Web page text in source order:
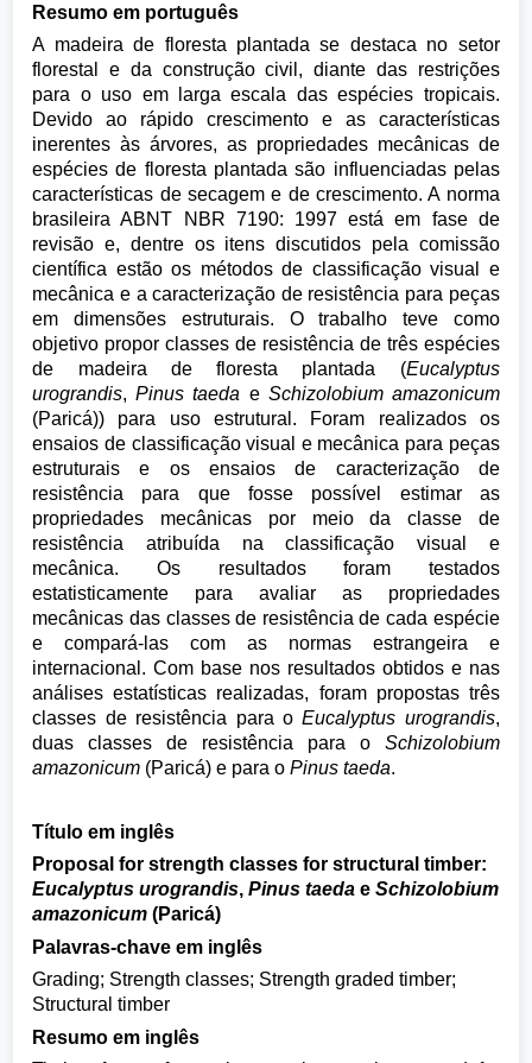
Resumo em português
A madeira de floresta plantada se destaca no setor
florestal e da construção civil, diante das restrições
para o uso em larga escala das espécies tropicais.
Devido ao rápido crescimento e as características
inerentes às árvores, as propriedades mecânicas de
espécies de floresta plantada são influenciadas pelas
características de secagem e de crescimento. A norma
brasileira ABNT NBR 7190: 1997 está em fase de
revisão e, dentre os itens discutidos pela comissão
científica estão os métodos de classificação visual e
mecânica e a caracterização de resistência para peças
em dimensões estruturais. O trabalho teve como
objetivo propor classes de resistência de três espécies
de madeira de floresta plantada (Eucalyptus
urograndis,Pinus taeda e Schizolobium amazonicum
(Paricá)) para uso estrutural. Foram realizados os
ensaios de classificação visual e mecânica para peças
estruturais e os ensaios de caracterização de
resistência para que fosse possível estimar as
propriedades mecânicas por meio da classe de
resistência atribuída na classificação visual e
mecânica. Os resultados foram testados
estatisticamente para avaliar as propriedades
mecânicas das classes de resistência de cada espécie
e compará-las com as normas estrangeira e
internacional. Com base nos resultados obtidos e nas
análises estatísticas realizadas, foram propostas três
classes de resistência para oEucalyptus urograndis,
duas classes de resistência para o Schizolobium
amazonicum (Paricá) e para oPinus taeda.
Título em inglês
Proposal for strength classes for structural timber:
Eucalyptus urograndis,Pinus taeda eSchizolobium
amazonicum (Paricá)
Palavras-chave em inglês
Grading; Strength classes; Strength graded timber;
Structural timber
Resumo em inglês